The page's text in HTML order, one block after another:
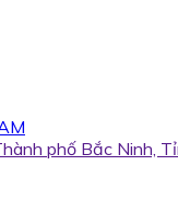
phố Bắc Ninh,